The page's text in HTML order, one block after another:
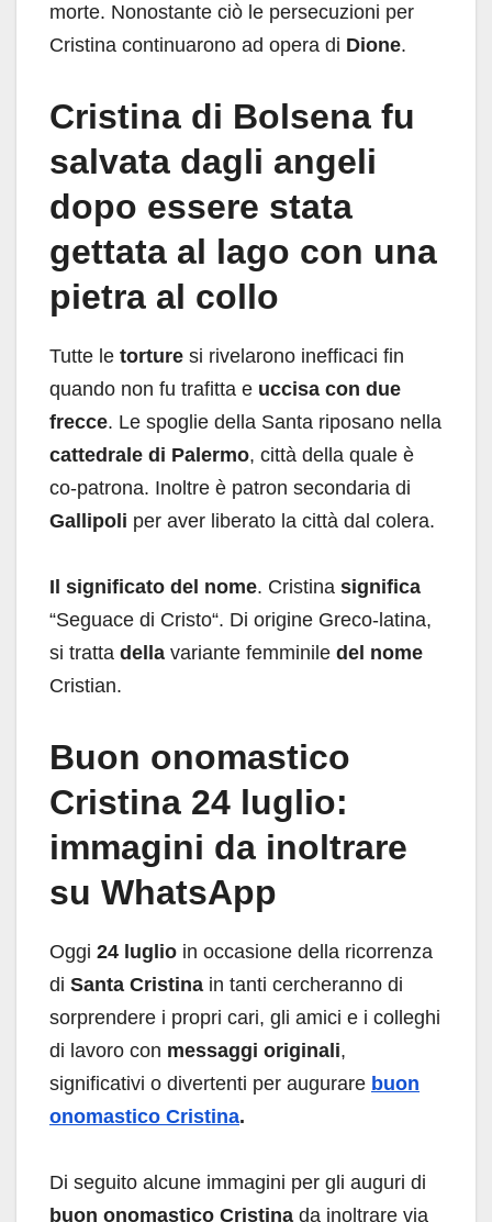
morte. Nonostante ciò le persecuzioni per
Cristina continuarono ad opera di Dione.
Cristina di Bolsena fu
salvata dagli angeli
dopo essere stata
gettata al lago con una
pietra al collo
Tutte le torture si rivelarono inefficaci fin
quando non fu trafitta e uccisa con due
frecce. Le spoglie della Santa riposano nella
cattedrale di Palermo, città della quale è
co-patrona. Inoltre è patron secondaria di
Gallipoli per aver liberato la città dal colera.
Il significato del nome. Cristina significa
“Seguace di Cristo“. Di origine Greco-latina,
si tratta della variante femminile del nome
Cristian.
Buon onomastico
Cristina 24 luglio:
immagini da inoltrare
su WhatsApp
Oggi 24 luglio in occasione della ricorrenza
di Santa Cristina in tanti cercheranno di
sorprendere i propri cari, gli amici e i colleghi
di lavoro con messaggi originali,
significativi o divertenti per augurare buon
onomastico Cristina.
Di seguito alcune immagini per gli auguri di
buon onomastico Cristina da inoltrare via